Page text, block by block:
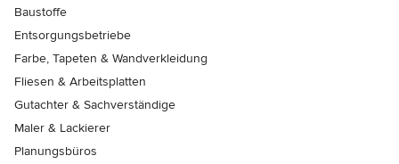
Baustoffe
Entsorgungsbetriebe
Farbe, Tapeten & Wandverkleidung
Fliesen & Arbeitsplatten
Gutachter & Sachverständige
Maler & Lackierer
Planungsbüros